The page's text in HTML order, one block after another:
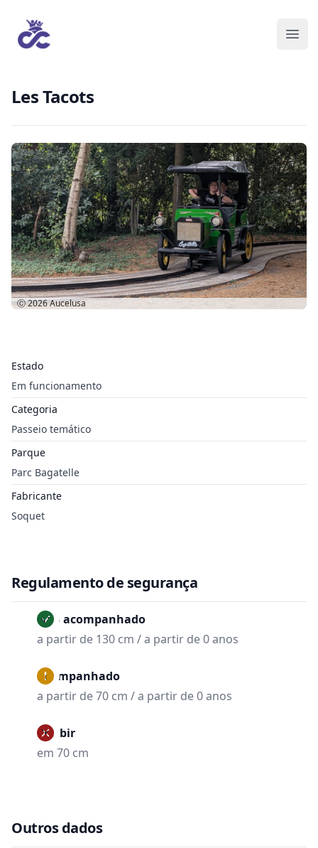
Les Tacots
Estado
Em funcionamento
Categoria
Passeio temático
Parque
Parc Bagatelle
Fabricante
Soquet
Ⓒ 2026Aucelusa
Regulamento de segurança
Não acompanhado
a partir de 130 cm / a partir de 0 anos
Acompanhado
a partir de 70 cm / a partir de 0 anos
Proibir
em 70 cm
Outros dados